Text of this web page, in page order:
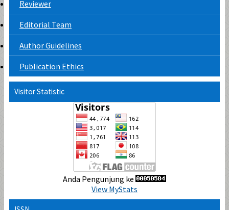
Reviewer
Editorial Team
Author Guidelines
Publication Ethics
Visitor Statistic
Anda Pengunjung ke
View MyStats